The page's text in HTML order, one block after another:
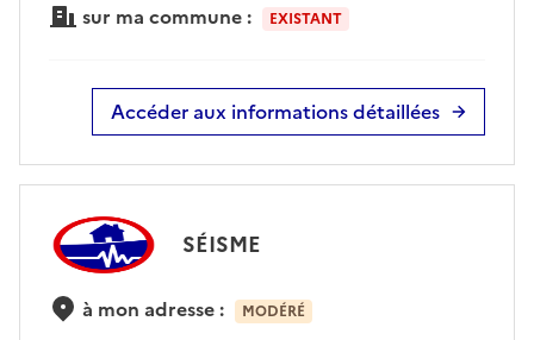
sur ma commune : EXISTANT
Accéder aux informations détaillées
SÉISME
à mon adresse : MODÉRÉ